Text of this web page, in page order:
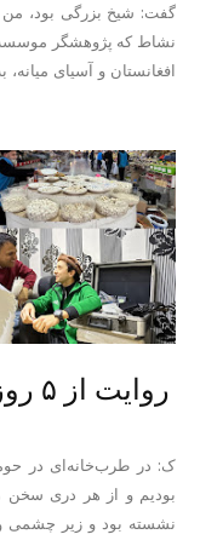
گفت: شیخ بزرگی بود،
نشاط که پژوهشگر موسسه
افغانستان و آسیای
۱۰ روایت از ۵ روز اقامت در شهر دوشنبه
ک: در طرب‌خانه‌ای در
بودیم و از هر دری سخن
نشسته بود و زیر چشمی و